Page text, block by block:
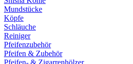
Mundstücke
Köpfe
Schläuche
Reiniger
Pfeifenzubehör
Pfeifen & Zubehör
Pfeifen- & Zigarrenhölzer